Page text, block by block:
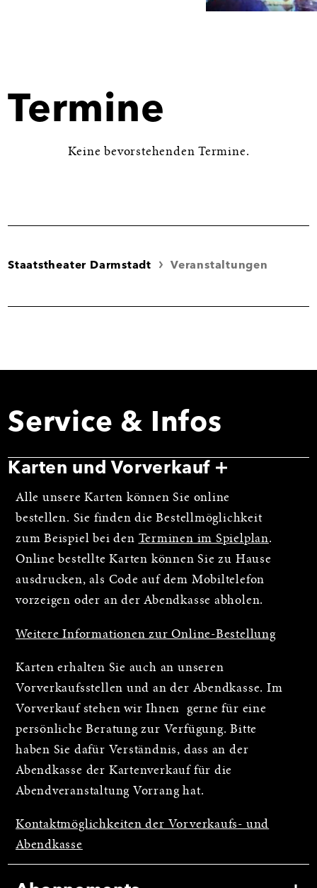
Termine
Keine bevorstehenden Termine.
Staatstheater Darmstadt Veranstaltungen
Service & Infos
Karten und Vorverkauf
Alle unsere Karten können Sie online
bestellen. Sie finden die Bestellmöglichkeit
zum Beispiel bei den Terminen im Spielplan.
Online bestellte Karten können Sie zu Hause
ausdrucken, als Code auf dem Mobiltelefon
vorzeigen oder an der Abendkasse abholen.
Weitere Informationen zur Online-Bestellung
Karten erhalten Sie auch an unseren
Vorverkaufsstellen und an der Abendkasse. Im
Vorverkauf stehen wir Ihnen gerne für eine
persönliche Beratung zur Verfügung. Bitte
haben Sie dafür Verständnis, dass an der
Abendkasse der Kartenverkauf für die
Abendveranstaltung Vorrang hat.
Kontaktmöglichkeiten der Vorverkaufs- und
Abendkasse